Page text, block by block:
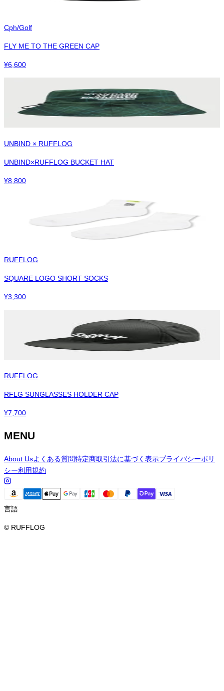
Cph/Golf
FLY ME TO THE GREEN CAP
¥6,600
UNBIND × RUFFLOG
UNBIND×RUFFLOG BUCKET HAT
¥8,800
RUFFLOG
SQUARE LOGO SHORT SOCKS
¥3,300
RUFFLOG
RFLG SUNGLASSES HOLDER CAP
¥7,700
MENU
About Usよくある質問特定商取引法に基づく表示プライバシーポリ
シー利用規約
言語
© RUFFLOG